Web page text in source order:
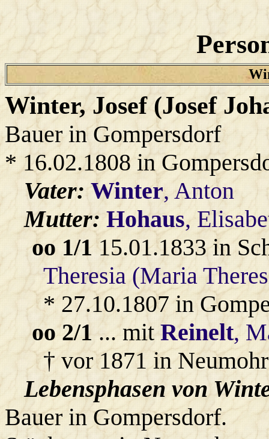
Winter, Josef (Josef
Bauer in Gompersdorf
* 16.02.1808 in
Vater:Winter, Anton
Mutter: Hohaus,
oo 1/115.01.1833 in
Theresia (Maria
* 27.10.1807 in
oo 2/1... mitReinelt,
† vor 1871 in
Lebensphasen von
Bauer in Gompersdorf.